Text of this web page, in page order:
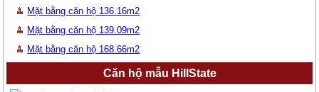
Mặt bằng căn hộ 136.16m2
Mặt bằng căn hộ 139.09m2
Mặt bằng căn hộ 168.66m2
Căn hộ mẫu HillState